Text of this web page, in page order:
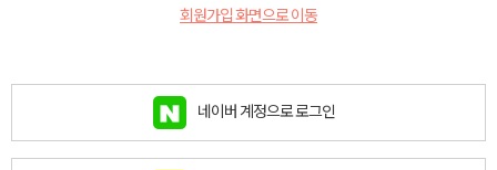
회원가입 화면으로 이동
네이버 계정으로 로그인